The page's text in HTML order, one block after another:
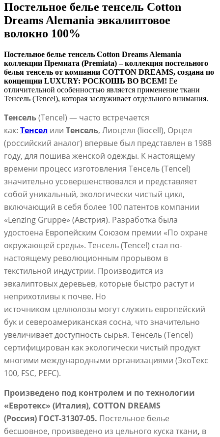
Постельное белье тенсель Cotton
Dreams Alemania эвкалиптовое
волокно 100%
Постельное белье тенсель Cotton Dreams Alemania
коллекции Премиата (Premiata) – коллекция постельного
белья тенсель от компании COTTON DREAMS, создана по
концепции LUXURY: РОСКОШЬ ВО ВСЕМ! Ее
отличительной особенностью является применение ткани
Тенсель (Tencel), которая заслуживает отдельного внимания.
Тенсель(Tencel) — часто встречается
как: Тенсел или Тенсель, Лиоцелл (liocell), Орцел
(российский аналог) впервые был представлен в 1988
году, для пошива женской одежды. К настоящему
времени процесс изготовления Тенсель (Tencel)
значительно усовершенствовался и представляет
собой уникальный, экологически чистый цикл,
включающий в себя более 100 патентов компании
«Lenzing Gruppe» (Австрия). Разработка была
удостоена Европейским Союзом премии «По охране
окружающей среды». Тенсель (Tencel) стал по-
настоящему революционным прорывом в
текстильной индустрии. Производится из
эвкалиптовых деревьев, которые быстро растут и
неприхотливы к почве. Но
источником целлюлозы могут служить европейский
бук и североамериканская сосна, что значительно
увеличивает доступность сырья. Тенсель (Tencel)
сертифицирован как экологически чистый продукт
многими международными организациями (ЭкоТекс
100, FSC, PEFC).
Произведено под контролем и по технологии
«Евротекс» (Италия), COTTON DREAMS
(Россия) ГОСТ-31307-05. Постельное белье
бесшовное, произведено из цельного куска ткани, в